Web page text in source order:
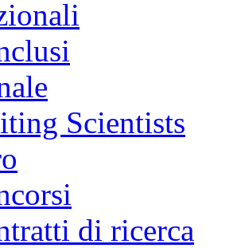
Scientists
di ricerca